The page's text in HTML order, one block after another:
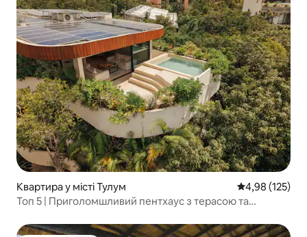
Квартира у місті Тулум Середня
4,98 (125)
Топ 5 | Приголомшливий пентхаус з терасою та